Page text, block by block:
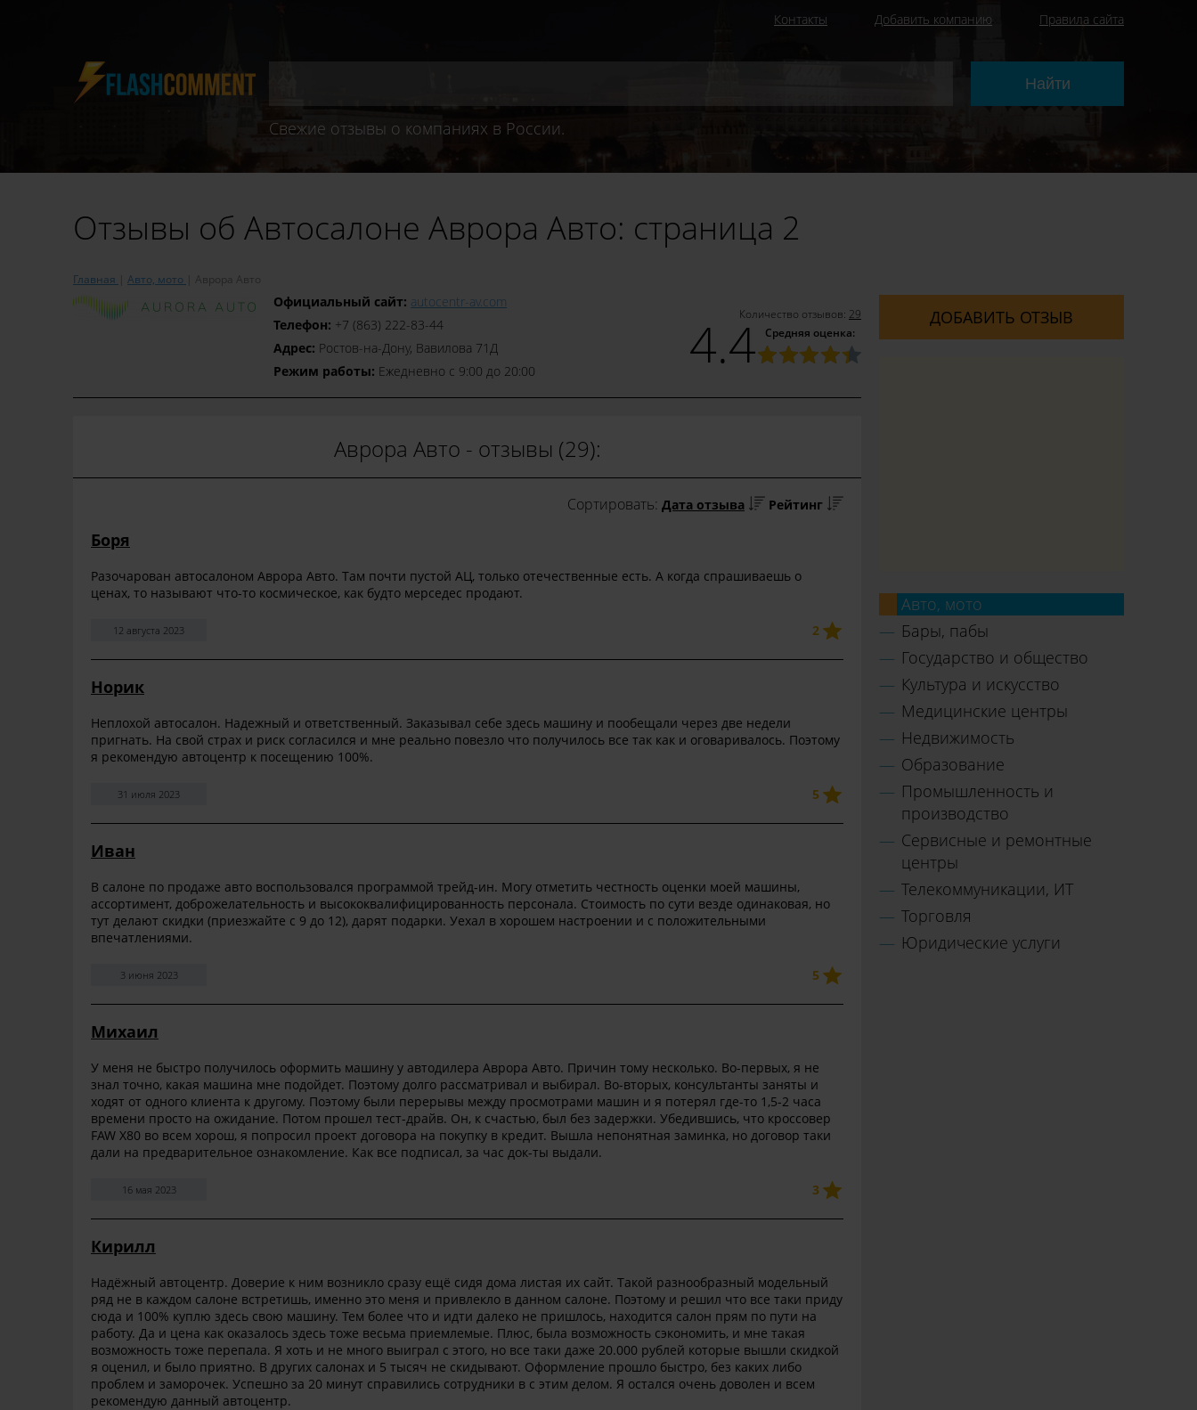
Контакты Добавить компанию Правила сайта
Свежие отзывы о компаниях в России.
Отзывы об Автосалоне Аврора Авто: страница 2
Главная Авто, мото Аврора Авто
Количество отзывов: 29
Средняя оценка:
4.4
Официальный сайт: autocentr-av.com
Телефон: +7 (863) 222-83-44
Адрес: Ростов-на-Дону, Вавилова 71Д
Режим работы: Ежедневно с 9:00 до 20:00
Аврора Авто - отзывы (29):
Сортировать: Дата отзыва Рейтинг
Боря
Разочарован автосалоном Аврора Авто. Там почти пустой АЦ, только отечественные есть. А когда спрашиваешь о
ценах, то называют что-то космическое, как будто мерседес продают.
12 августа 2023 2
Норик
Неплохой автосалон. Надежный и ответственный. Заказывал себе здесь машину и пообещали через две недели
пригнать. На свой страх и риск согласился и мне реально повезло что получилось все так как и оговаривалось. Поэтому
я рекомендую автоцентр к посещению 100%.
31 июля 2023 5
Иван
В салоне по продаже авто воспользовался программой трейд-ин. Могу отметить честность оценки моей машины,
ассортимент, доброжелательность и высококвалифицированность персонала. Стоимость по сути везде одинаковая, но
тут делают скидки (приезжайте с 9 до 12), дарят подарки. Уехал в хорошем настроении и с положительными
впечатлениями.
3 июня 2023 5
Михаил
У меня не быстро получилось оформить машину у автодилера Аврора Авто. Причин тому несколько. Во-первых, я не
знал точно, какая машина мне подойдет. Поэтому долго рассматривал и выбирал. Во-вторых, консультанты заняты и
ходят от одного клиента к другому. Поэтому были перерывы между просмотрами машин и я потерял где-то 1,5-2 часа
времени просто на ожидание. Потом прошел тест-драйв. Он, к счастью, был без задержки. Убедившись, что кроссовер
FAW X80 во всем хорош, я попросил проект договора на покупку в кредит. Вышла непонятная заминка, но договор таки
дали на предварительное ознакомление. Как все подписал, за час док-ты выдали.
16 мая 2023 3
Кирилл
Надёжный автоцентр. Доверие к ним возникло сразу ещё сидя дома листая их сайт. Такой разнообразный модельный
ряд не в каждом салоне встретишь, именно это меня и привлекло в данном салоне. Поэтому и решил что все таки приду
сюда и 100% куплю здесь свою машину. Тем более что и идти далеко не пришлось, находится салон прям по пути на
работу. Да и цена как оказалось здесь тоже весьма приемлемые. Плюс, была возможность сэкономить, и мне такая
возможность тоже перепала. Я хоть и не много выиграл с этого, но все таки даже 20.000 рублей которые вышли скидкой
я оценил, и было приятно. В других салонах и 5 тысяч не скидывают. Оформление прошло быстро, без каких либо
проблем и заморочек. Успешно за 20 минут справились сотрудники в с этим делом. Я остался очень доволен и всем
рекомендую данный автоцентр.
ДОБАВИТЬ ОТЗЫВ
Авто, мото
Бары, пабы
Государство и общество
Культура и искусство
Медицинские центры
Недвижимость
Образование
Промышленность и
производство
Сервисные и ремонтные
центры
Телекоммуникации, ИТ
Торговля
Юридические услуги